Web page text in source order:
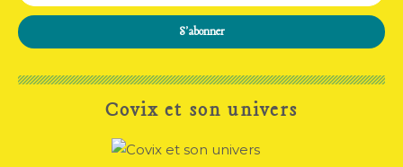
Covix et son univers